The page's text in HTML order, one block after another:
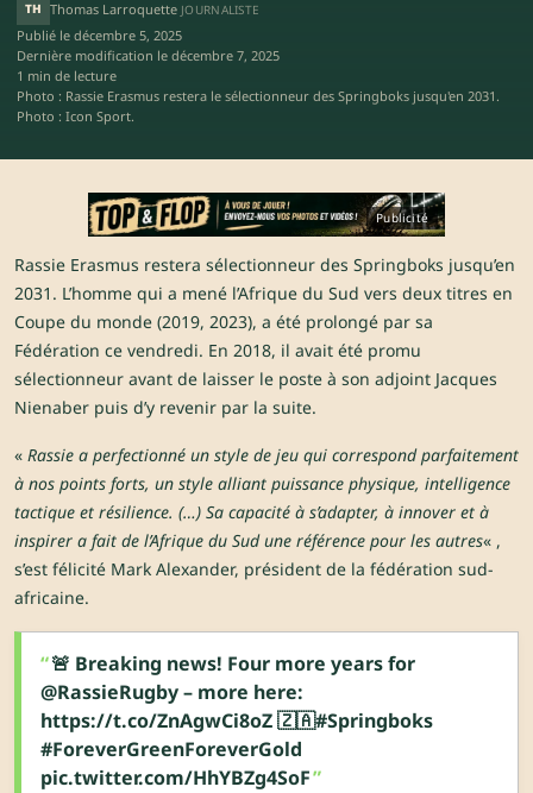
TH Thomas Larroquette JOURNALISTE
Publié le décembre 5, 2025
Dernière modification le décembre 7, 2025
1 min de lecture
Photo : Rassie Erasmus restera le sélectionneur des Springboks jusqu'en 2031.
Photo : Icon Sport.
Publicité
Rassie Erasmus restera sélectionneur des Springboks jusqu’en
2031. L’homme qui a mené l’Afrique du Sud vers deux titres en
Coupe du monde (2019, 2023), a été prolongé par sa
Fédération ce vendredi. En 2018, il avait été promu
sélectionneur avant de laisser le poste à son adjoint Jacques
Nienaber puis d’y revenir par la suite.
« Rassie a perfectionné un style de jeu qui correspond parfaitement
à nos points forts, un style alliant puissance physique, intelligence
tactique et résilience. (…) Sa capacité à s’adapter, à innover et à
inspirer a fait de l’Afrique du Sud une référence pour les autres« ,
s’est félicité Mark Alexander, président de la fédération sud-
africaine.
🚨 Breaking news! Four more years for
@RassieRugby– more here:
https://t.co/ZnAgwCi8oZ🇿🇦#Springboks
#ForeverGreenForeverGold
pic.twitter.com/HhYBZg4SoF